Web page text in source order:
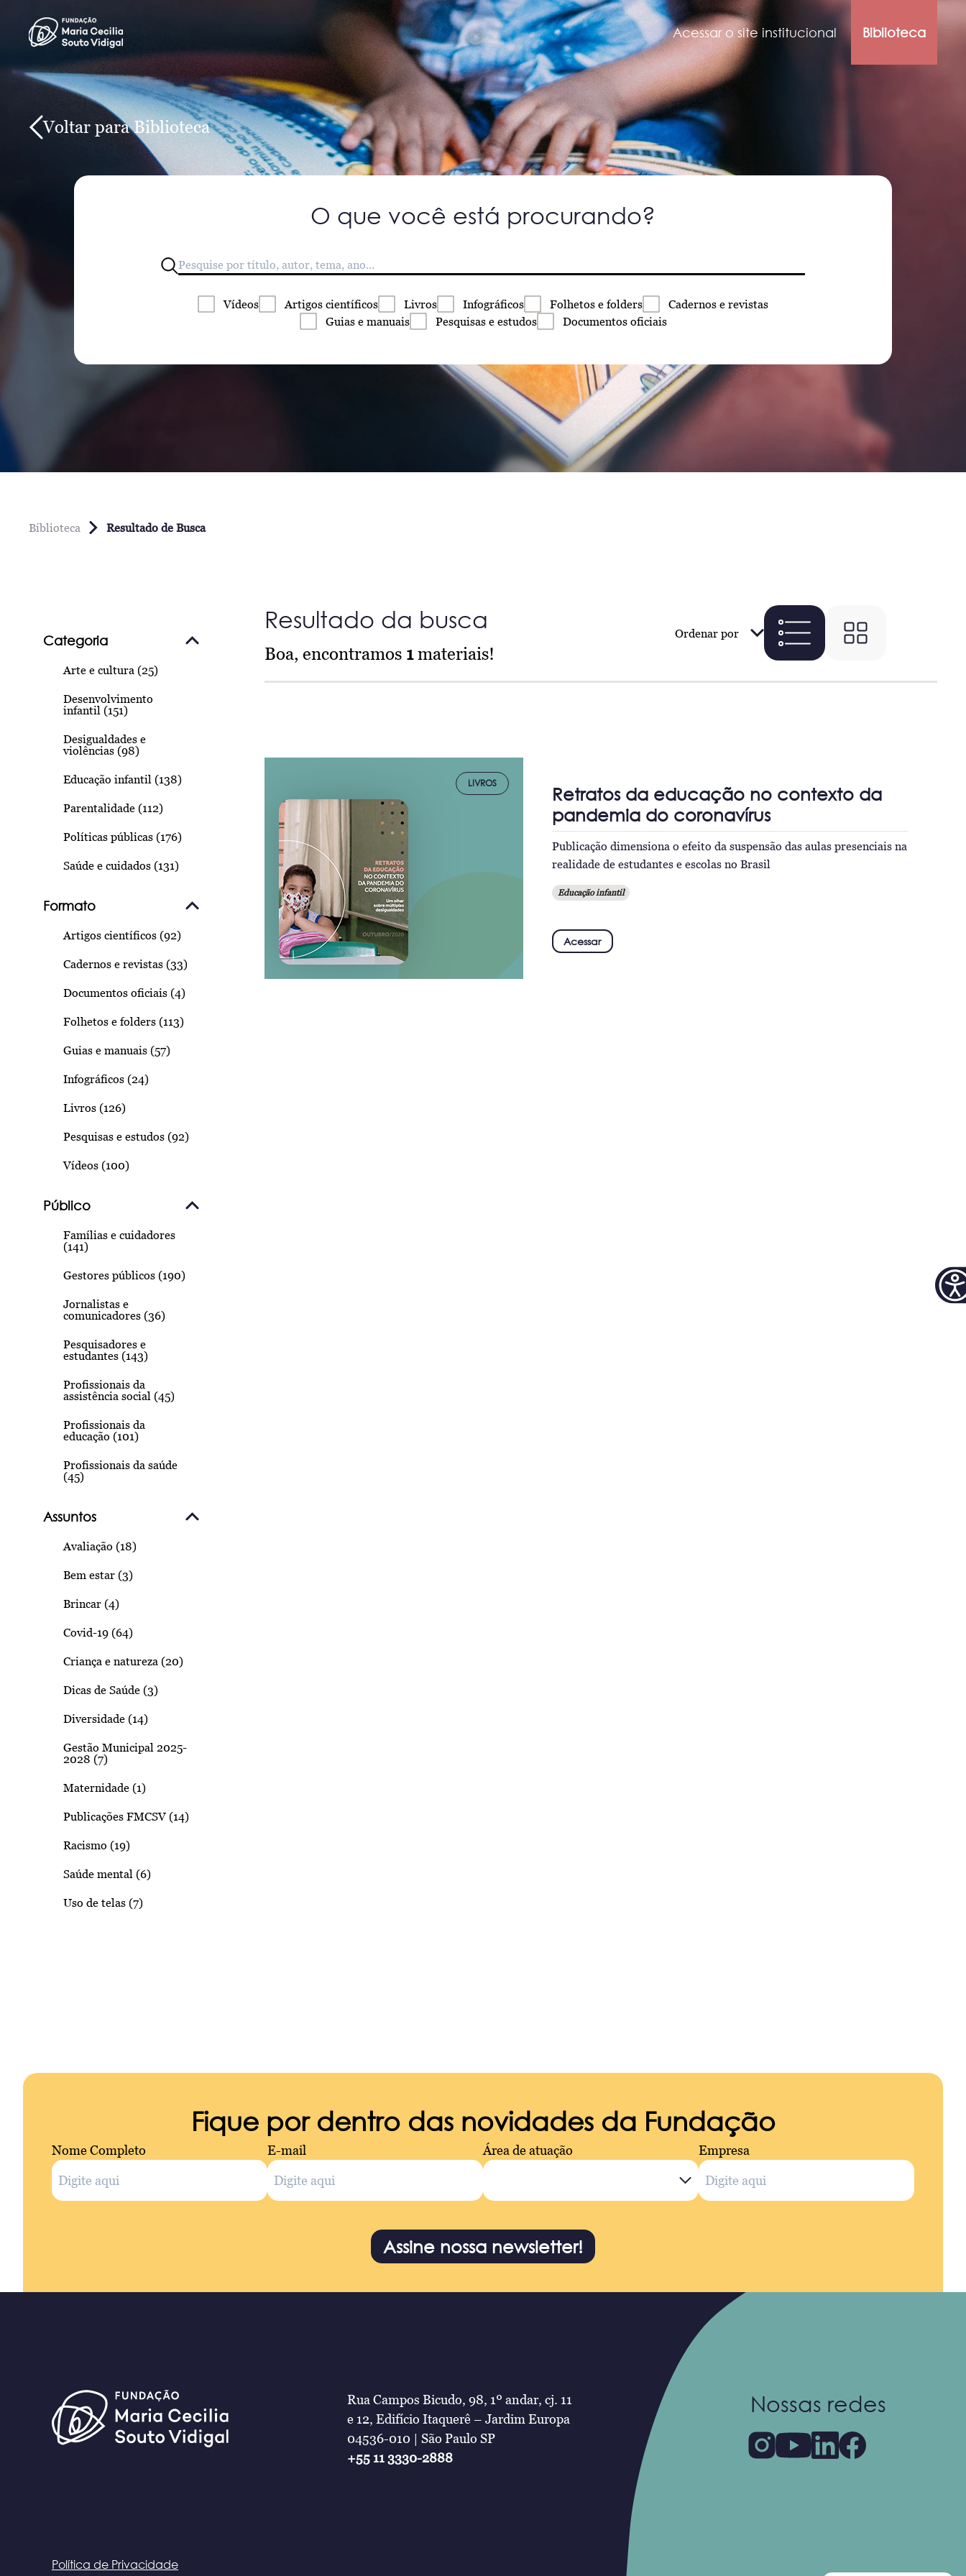
Acessar o site institucional Biblioteca
Voltar para Biblioteca
O que você está procurando?
Vídeos Artigos científicos Livros Infográficos Folhetos e folders Cadernos e revistas
Guias e manuais Pesquisas e estudos Documentos oficiais
Biblioteca Resultado de Busca
Categoria
Arte e cultura (25)
Desenvolvimento
infantil (151)
Desigualdades e
violências (98)
Educação infantil (138)
Parentalidade (112)
Políticas públicas (176)
Saúde e cuidados (131)
Formato
Artigos científicos (92)
Cadernos e revistas (33)
Documentos oficiais (4)
Folhetos e folders (113)
Guias e manuais (57)
Infográficos (24)
Livros (126)
Pesquisas e estudos (92)
Vídeos (100)
Público
Famílias e cuidadores
(141)
Gestores públicos (190)
Jornalistas e
comunicadores (36)
Pesquisadores e
estudantes (143)
Profissionais da
assistência social (45)
Profissionais da
educação (101)
Profissionais da saúde
(45)
Assuntos
Avaliação (18)
Bem estar (3)
Brincar (4)
Covid-19 (64)
Criança e natureza (20)
Dicas de Saúde (3)
Diversidade (14)
Gestão Municipal 2025-
2028 (7)
Maternidade (1)
Publicações FMCSV (14)
Racismo (19)
Saúde mental (6)
Uso de telas (7)
Resultado da busca
Boa, encontramos 1materiais!
Ordenar por
LIVROS
Retratos da educação no contexto da
pandemia do coronavírus
Publicação dimensiona o efeito da suspensão das aulas presenciais na
realidade de estudantes e escolas no Brasil
Educação infantil
Acessar
Fique por dentro das novidades da Fundação
Nome Completo E-mail Área de atuação Empresa
Assine nossa newsletter!
Rua Campos Bicudo, 98, 1º andar, cj. 11
e 12, Edifício Itaquerê – Jardim Europa
04536-010 | São Paulo SP
+55 11 3330-2888
Nossas redes
Política de Privacidade